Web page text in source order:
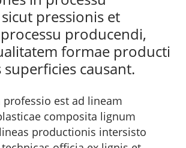
pressionis et
producendi,
formae producti
causant.
professio est ad lineam
composita lignum
productionis intersisto